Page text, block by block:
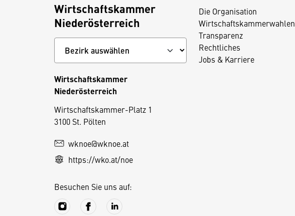
Die Organisation
Wirtschaftskammerwahlen
Transparenz
Rechtliches
Jobs & Karriere
Wirtschaftskammer
Niederösterreich
Wirtschaftskammer
Niederösterreich
Wirtschaftskammer-Platz 1
3100 St. Pölten
wknoe@wknoe.at
https://wko.at/noe
Besuchen Sie uns auf: